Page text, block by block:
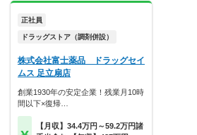
正社員
ドラッグストア（調剤併設）
株式会社富士薬品 ドラッグセイ
ムス 足立扇店
創業1930年の安定企業！残業月10時
間以下×復帰…
【月収】34.4万円～59.2万円諸